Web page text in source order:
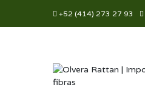
+52 (414) 273 27 93